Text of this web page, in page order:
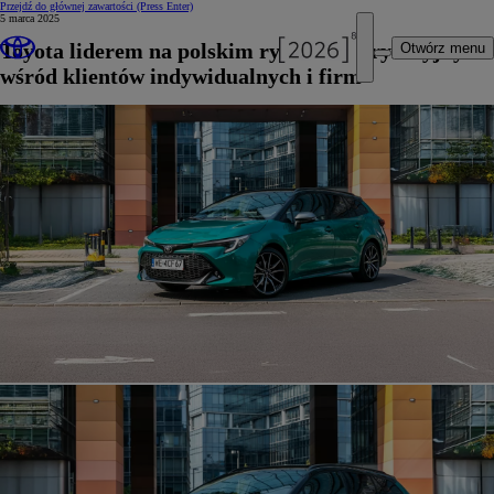
Przejdź do głównej zawartości (Press Enter)
Otwórz menu
5 marca 2025
Toyota liderem na polskim rynku motoryzacyjnym
wśród klientów indywidualnych i firm